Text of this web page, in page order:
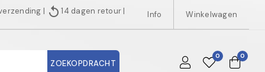
| replay14 dagen retour | Info Winkelwagen
ZOEKOPDRACHT
0 0